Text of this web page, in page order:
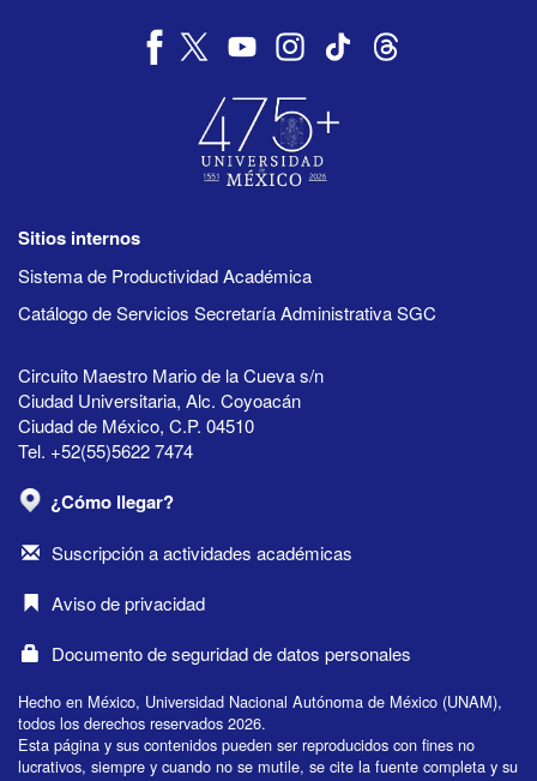
Sitios internos
Sistema de Productividad Académica
Catálogo de Servicios Secretaría Administrativa SGC
Circuito Maestro Mario de la Cueva s/n
Ciudad Universitaria, Alc. Coyoacán
Ciudad de México, C.P. 04510
Tel. +52(55)5622 7474
¿Cómo llegar?
Suscripción a actividades académicas
Aviso de privacidad
Documento de seguridad de datos personales
Hecho en México, Universidad Nacional Autónoma de México (UNAM),
todos los derechos reservados 2026.
Esta página y sus contenidos pueden ser reproducidos con fines no
lucrativos, siempre y cuando no se mutile, se cite la fuente completa y su